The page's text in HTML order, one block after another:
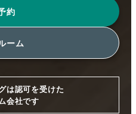
約
ーム
は認可を受けた
会社です